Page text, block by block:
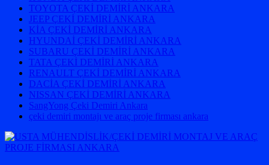
TOYOTA ÇEKİ DEMİRİ ANKARA
JEEP ÇEKİ DEMİRİ ANKARA
KİA ÇEKİ DEMİRİ ANKARA
HYUNDAİ ÇEKİ DEMİRİ ANKARA
SUBARU ÇEKİ DEMİRİ ANKARA
TATA ÇEKİ DEMİRİ ANKARA
RENAULT ÇEKİ DEMİRİ ANKARA
DACİA ÇEKİ DEMİRİ ANKARA
NISSAN ÇEKİ DEMİRİ ANKARA
SangYong Çeki Demiri Ankara
çeki demiri montajı ve araç proje firması ankara